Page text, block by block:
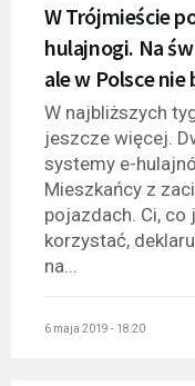
W Trójmieście
hulajnogi. Na
ale w Polsce
W najbliższych
jeszcze więcej.
systemy e-
Mieszkańcy z
pojazdach. Ci,
korzystać,
na...
6 maja 2019 - 18:20